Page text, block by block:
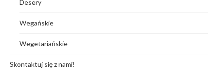
Desery
Wegańskie
Wegetariańskie
Skontaktuj się z nami!